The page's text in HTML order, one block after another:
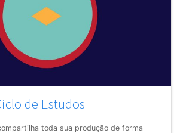
de Estudos
toda sua produção de forma